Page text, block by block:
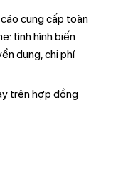
cung cấp toàn
tình hình biến
dụng, chi phí
trên hợp đồng